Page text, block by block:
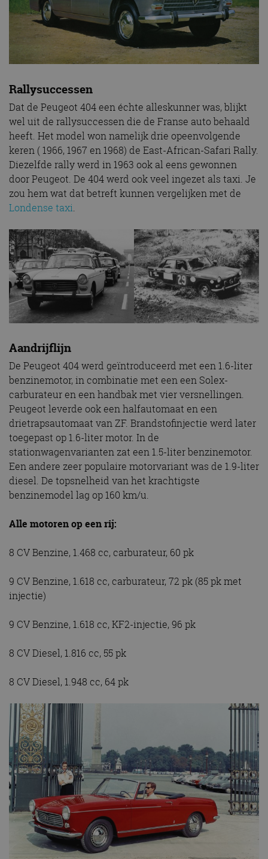
Rallysuccessen
Dat de Peugeot 404 een échte alleskunner was, blijkt
wel uit de rallysuccessen die de Franse auto behaald
heeft. Het model won namelijk drie opeenvolgende
keren ( 1966, 1967 en 1968) de East-African-Safari Rally.
Diezelfde rally werd in 1963 ook al eens gewonnen
door Peugeot. De 404 werd ook veel ingezet als taxi. Je
zou hem wat dat betreft kunnen vergelijken met de
Londense taxi.
Aandrijflijn
De Peugeot 404 werd geïntroduceerd met een 1.6-liter
benzinemotor, in combinatie met een een Solex-
carburateur en een handbak met vier versnellingen.
Peugeot leverde ook een halfautomaat en een
drietrapsautomaat van ZF. Brandstofinjectie werd later
toegepast op 1.6-liter motor. In de
stationwagenvarianten zat een 1.5-liter benzinemotor.
Een andere zeer populaire motorvariant was de 1.9-liter
diesel. De topsnelheid van het krachtigste
benzinemodel lag op 160 km/u.
Alle motoren op een rij:
8 CV Benzine, 1.468 cc, carburateur, 60 pk
9 CV Benzine, 1.618 cc, carburateur, 72 pk (85 pk met
injectie)
9 CV Benzine, 1.618 cc, KF2-injectie, 96 pk
8 CV Diesel, 1.816 cc, 55 pk
8 CV Diesel, 1.948 cc, 64 pk